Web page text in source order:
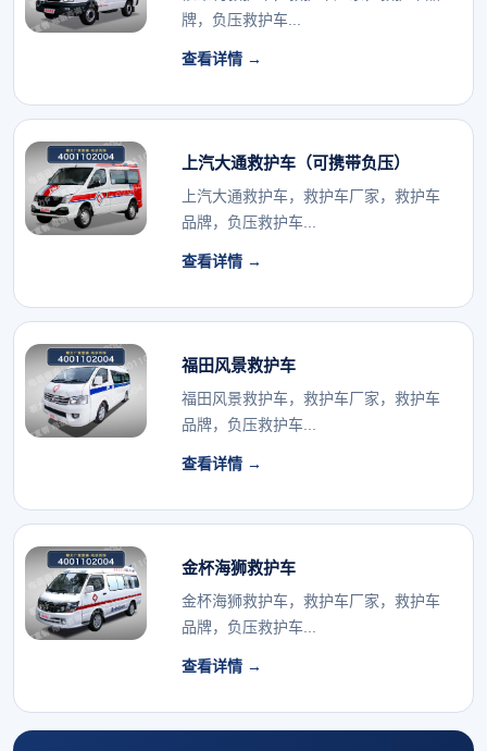
牌，负压救护车...
查看详情 →
上汽大通救护车（可携带负压）
上汽大通救护车，救护车厂家，救护车
品牌，负压救护车...
查看详情 →
福田风景救护车
福田风景救护车，救护车厂家，救护车
品牌，负压救护车...
查看详情 →
金杯海狮救护车
金杯海狮救护车，救护车厂家，救护车
品牌，负压救护车...
查看详情 →